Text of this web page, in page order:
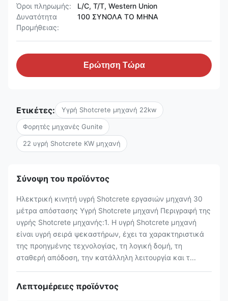
Όροι πληρωμής:
L/C, T/T, Western Union
Δυνατότητα
Προμήθειας:
100 ΣΥΝΟΛΑ ΤΟ ΜΗΝΑ
Ερώτηση Τώρα
Ετικέτες: Υγρή Shotcrete μηχανή 22kw
Φορητές μηχανές Gunite
22 υγρή Shotcrete KW μηχανή
Σύνοψη του προϊόντος
Ηλεκτρική κινητή υγρή Shotcrete εργασιών μηχανή 30
μέτρα απόστασης Υγρή Shotcrete μηχανή Περιγραφή της
υγρής Shotcrete μηχανής:1. Η υγρή Shotcrete μηχανή
είναι υγρή σειρά ψεκαστήρων, έχει τα χαρακτηριστικά
της προηγμένης τεχνολογίας, τη λογική δομή, τη
σταθερή απόδοση, την κατάλληλη λειτουργία και τ...
Λεπτομέρειες προϊόντος